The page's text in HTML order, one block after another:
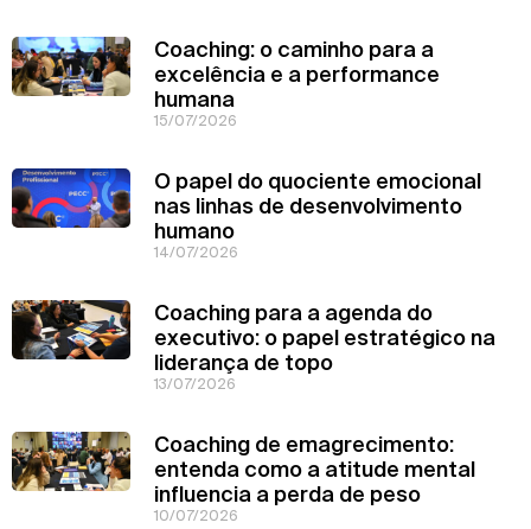
Coaching: o caminho para a
excelência e a performance
humana
15/07/2026
O papel do quociente emocional
nas linhas de desenvolvimento
humano
14/07/2026
Coaching para a agenda do
executivo: o papel estratégico na
liderança de topo
13/07/2026
Coaching de emagrecimento:
entenda como a atitude mental
influencia a perda de peso
10/07/2026